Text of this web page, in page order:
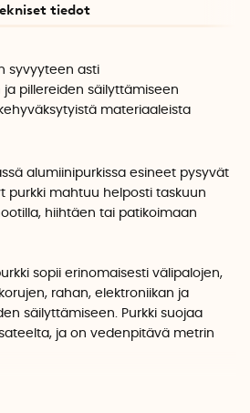
tiedot
syvyyteen asti
ja pillereiden säilyttämiseen
materiaaleista
alumiinipurkissa esineet pysyvät
purkki mahtuu helposti taskuun
hiihtäen tai patikoimaan
sopii erinomaisesti välipalojen,
rahan, elektroniikan ja
säilyttämiseen. Purkki suojaa
ja on vedenpitävä metrin
sisällön pysymisen kuivana.